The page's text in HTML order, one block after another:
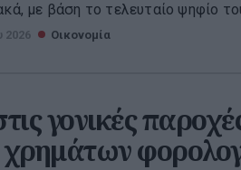
με βάση το τελευταίο ψηφίο
2026 Οικονομία
γονικές